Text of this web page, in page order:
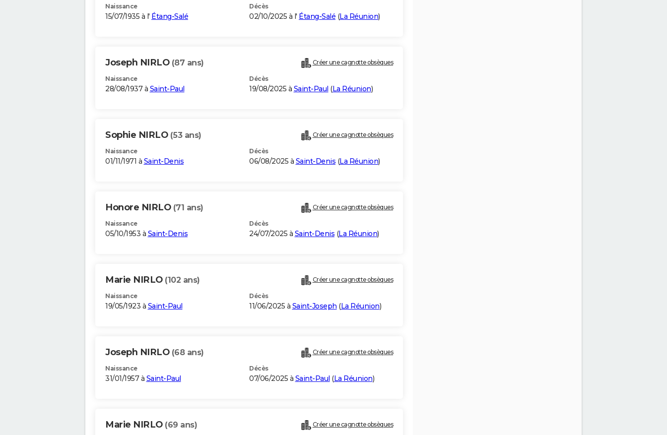
Naissance
15/07/1935 à l' Étang-Salé
Décès
02/10/2025 à l' Étang-Salé (La Réunion)
Joseph NIRLO (87 ans) Créer une cagnotte obsèques
Naissance
28/08/1937 à Saint-Paul
Décès
19/08/2025 à Saint-Paul (La Réunion)
Sophie NIRLO (53 ans) Créer une cagnotte obsèques
Naissance
01/11/1971 à Saint-Denis
Décès
06/08/2025 à Saint-Denis (La Réunion)
Honore NIRLO (71 ans) Créer une cagnotte obsèques
Naissance
05/10/1953 à Saint-Denis
Décès
24/07/2025 à Saint-Denis (La Réunion)
Marie NIRLO (102 ans) Créer une cagnotte obsèques
Naissance
19/05/1923 à Saint-Paul
Décès
11/06/2025 à Saint-Joseph (La Réunion)
Joseph NIRLO (68 ans) Créer une cagnotte obsèques
Naissance
31/01/1957 à Saint-Paul
Décès
07/06/2025 à Saint-Paul (La Réunion)
Marie NIRLO (69 ans) Créer une cagnotte obsèques